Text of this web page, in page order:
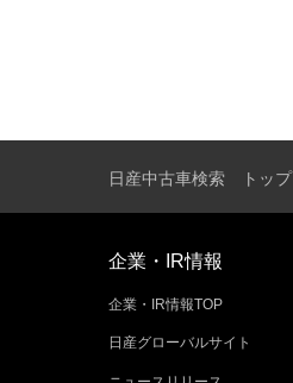
日産中古車検索 トップ
企業・IR情報
企業・IR情報TOP
日産グローバルサイト